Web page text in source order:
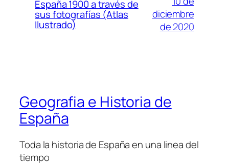
España 1900 a través de
sus fotografías (Atlas
Ilustrado)
diciembre
de 2020
Geografia e Historia de
España
Toda la historia de España en una linea del
tiempo